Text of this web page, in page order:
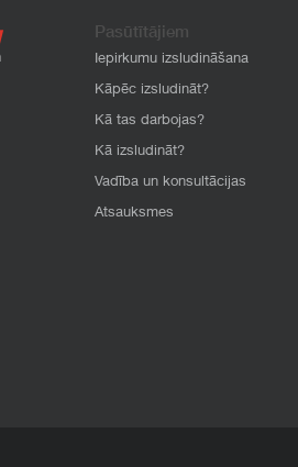
Pasūtītājiem
Iepirkumu izsludināšana
Kāpēc izsludināt?
Kā tas darbojas?
Kā izsludināt?
Vadība un konsultācijas
Atsauksmes